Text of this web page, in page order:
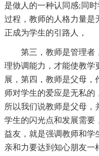
是做人的一种认同感;同
过程，教师的人格力量是
正成为学生的引路人，
第三，教师是管理者
理协调能力，才能使教学
展，第四，教师是父母
师对学生的爱应是无私的
所以我们说教师是父母，
学生的闪光点和发展需要
益友，就是强调教师和学
亲和力要达到知心朋友